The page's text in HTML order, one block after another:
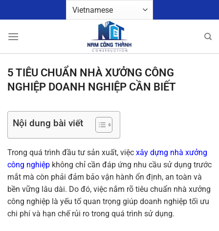
qua
dung
5 TIÊU CHUẨN NHÀ XƯỞNG CÔNG
NGHIỆP DOANH NGHIỆP CẦN BIẾT
Nội dung bài viết
Trong quá trình đầu tư sản xuất, việc xây dựng nhà xưởng
công nghiệp không chỉ cần đáp ứng nhu cầu sử dụng trước
mắt mà còn phải đảm bảo vận hành ổn định, an toàn và
bền vững lâu dài. Do đó, việc nắm rõ tiêu chuẩn nhà xưởng
công nghiệp là yếu tố quan trọng giúp doanh nghiệp tối ưu
chi phí và hạn chế rủi ro trong quá trình sử dụng.